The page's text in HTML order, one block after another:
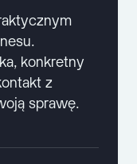
konkretny
z
sprawę.